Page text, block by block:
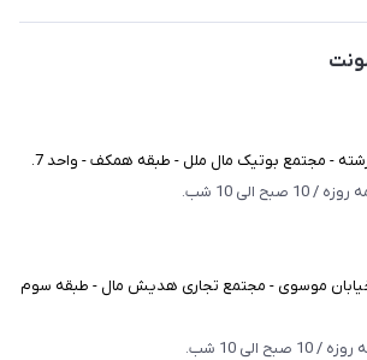
- مجتمع بوتیک مال ملل - طبقه همکف - واحد 7.
الی 10 شب.
موسوی - مجتمع تجاری هدیش مال - طبقه سوم
الی 10 شب.